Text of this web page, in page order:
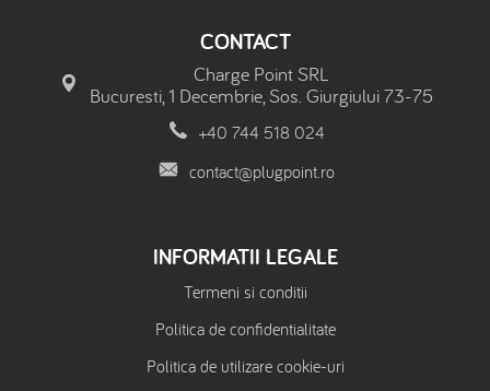
CONTACT
Charge Point SRL
Bucuresti, 1 Decembrie, Sos. Giurgiului 73-75
+40 744 518 024
contact@plugpoint.ro
INFORMATII LEGALE
Termeni si conditii
Politica de confidentialitate
Politica de utilizare cookie-uri